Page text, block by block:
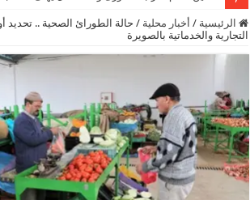
الرئيسية / أخبار محلية / حالة الطورائ الصحية .. تحديد
التجارية والخدماتية بالصويرة